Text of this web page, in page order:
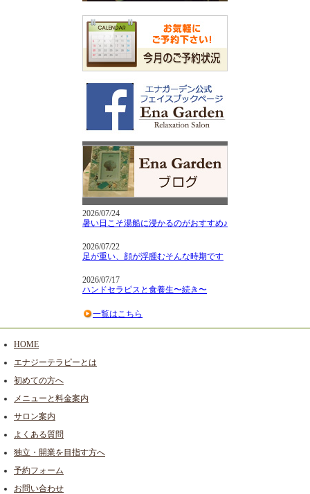
2026/07/24
暑い日こそ湯船に浸かるのがおすすめ♪
2026/07/22
足が重い、顔が浮腫むそんな時期です
2026/07/17
ハンドセラピスと食養生〜続き〜
一覧はこちら
HOME
エナジーテラピーとは
初めての方へ
メニューと料金案内
サロン案内
よくある質問
独立・開業を目指す方へ
予約フォーム
お問い合わせ